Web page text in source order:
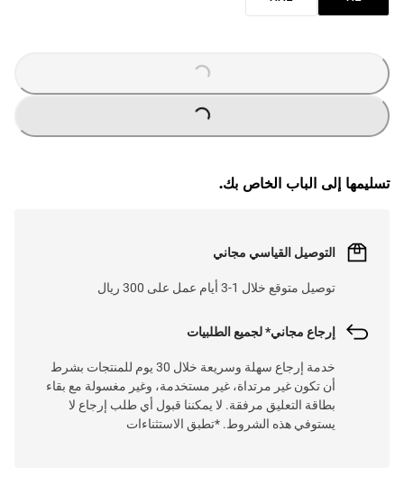
LOADING
...
LOADING
...
تسليمها إلى الباب الخاص بك.
التوصيل القياسي مجاني
توصيل متوقع خلال 1-3 أيام عمل على 300 ريال
إرجاع مجاني* لجميع الطلبيات
خدمة إرجاع سهلة وسريعة خلال 30 يوم للمنتجات بشرط
أن تكون غير مرتداة، غير مستخدمة، وغير مغسولة مع بقاء
بطاقة التعليق مرفقة. لا يمكننا قبول أي طلب إرجاع لا
يستوفي هذه الشروط. *تطبق الاستثناءات